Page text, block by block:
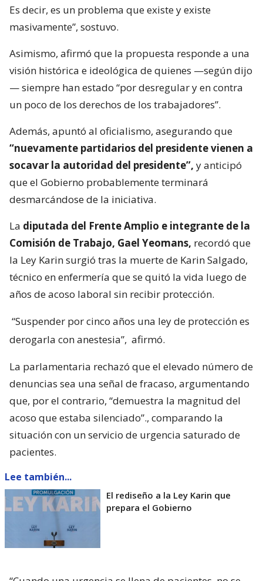
Es decir, es un problema que existe y existe
masivamente”, sostuvo.
Asimismo, afirmó que la propuesta responde a una
visión histórica e ideológica de quienes —según dijo
— siempre han estado “por desregular y en contra
un poco de los derechos de los trabajadores”.
Además, apuntó al oficialismo, asegurando que
“nuevamente partidarios del presidente vienen a
socavar la autoridad del presidente”, y anticipó
que el Gobierno probablemente terminará
desmarcándose de la iniciativa.
La diputada del Frente Amplio e integrante de la
Comisión de Trabajo, Gael Yeomans, recordó que
la Ley Karin surgió tras la muerte de Karin Salgado,
técnico en enfermería que se quitó la vida luego de
años de acoso laboral sin recibir protección.
“Suspender por cinco años una ley de protección es
derogarla con anestesia”, afirmó.
La parlamentaria rechazó que el elevado número de
denuncias sea una señal de fracaso, argumentando
que, por el contrario, “demuestra la magnitud del
acoso que estaba silenciado”., comparando la
situación con un servicio de urgencia saturado de
pacientes.
Lee también...
El rediseño a la Ley Karin que
prepara el Gobierno